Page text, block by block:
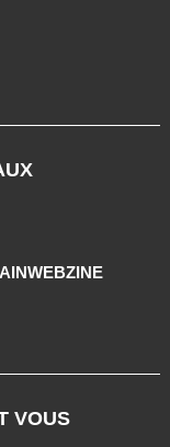
VOUS